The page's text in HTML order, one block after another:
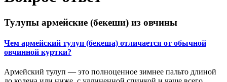
Тулупы армейские (бекеши) из овчины
Чем армейский тулуп (бекеша) отличается от обычной
овчинной куртки?
Армейский тулуп — это полноценное зимнее пальто длиной